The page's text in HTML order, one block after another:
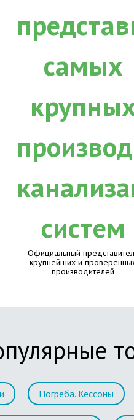
Официальный
крупнейших и
производителей
Погреба. Кессоны